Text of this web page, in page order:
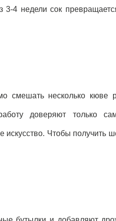
3-4 недели сок
смешать несколько кюве
доверяют только
Чтобы получить